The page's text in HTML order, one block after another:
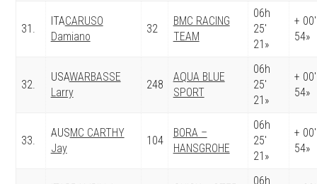
31.
ITACARUSO
Damiano
32
BMC RACING
TEAM
06h
25′
21»
+ 00′
54»
32.
USAWARBASSE
Larry
248
AQUA BLUE
SPORT
06h
25′
21»
+ 00′
54»
33.
AUSMC CARTHY
Jay
104
BORA –
HANSGROHE
06h
25′
21»
+ 00′
54»
06h